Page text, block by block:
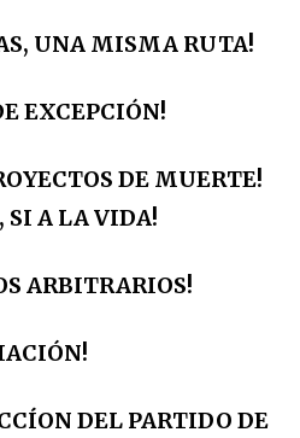
UNA MISMA RUTA!
EXCEPCIÓN!
DE MUERTE!
SI A LA VIDA!
ARBITRARIOS!
DEL PARTIDO DE